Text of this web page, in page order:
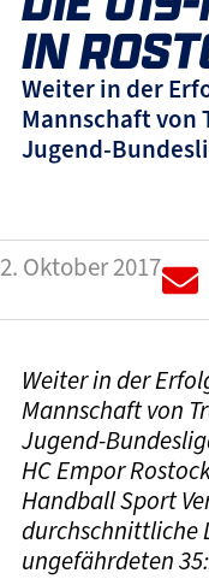
IN
Weiter in der
Mannschaft von
Jugend-
2. Oktober 2017
Weiter in der
Mannschaft von
Jugend-
HC Empor
Handball Sport
durchschnittliche
ungefährdeten